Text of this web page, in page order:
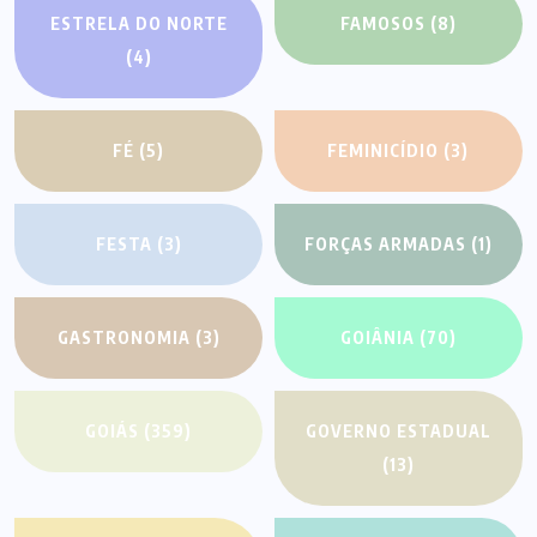
ESTRELA DO NORTE
(4)
FAMOSOS (8)
FÉ (5) FEMINICÍDIO (3)
FESTA (3) FORÇAS ARMADAS (1)
GASTRONOMIA (3) GOIÂNIA (70)
GOIÁS (359)
GOVERNO ESTADUAL
(13)